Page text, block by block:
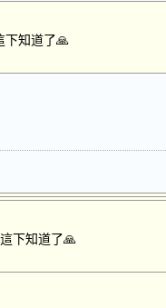
下知道了🙏
下知道了🙏